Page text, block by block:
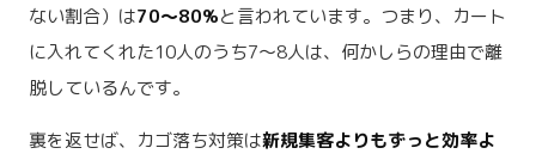
ない割合）は70〜80%と言われています。つまり、カート
に入れてくれた10人のうち7〜8人は、何かしらの理由で離
脱しているんです。
裏を返せば、カゴ落ち対策は新規集客よりもずっと効率よ